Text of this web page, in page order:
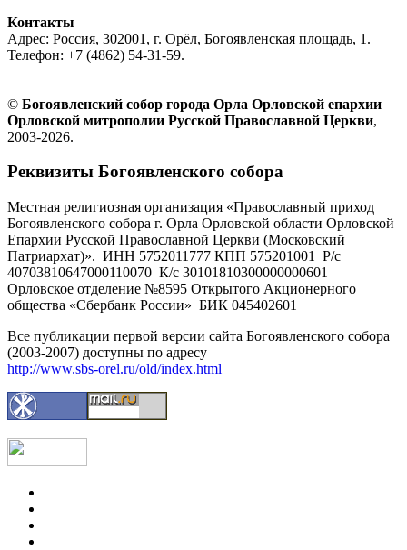
Контакты
Адрес: Россия, 302001, г. Орёл, Богоявленская площадь, 1.
Телефон: +7 (4862) 54-31-59.
© Богоявленский собор города Орла Орловской епархии
Орловской митрополии Русской Православной Церкви,
2003-2026.
Реквизиты Богоявленского собора
Местная религиозная организация «Православный приход
Богоявленского собора г. Орла Орловской области Орловской
Епархии Русской Православной Церкви (Московский
Патриархат)». ИНН 5752011777 КПП 575201001 Р/с
40703810647000110070 К/с 30101810300000000601
Орловское отделение №8595 Открытого Акционерного
общества «Сбербанк России» БИК 045402601
Все публикации первой версии сайта Богоявленского собора
(2003-2007) доступны по адресу
http://www.sbs-orel.ru/old/index.html